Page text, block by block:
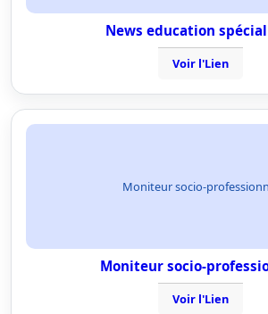
News education
Voir l'Lien
Moniteur socio-
Moniteur socio-
Voir l'Lien